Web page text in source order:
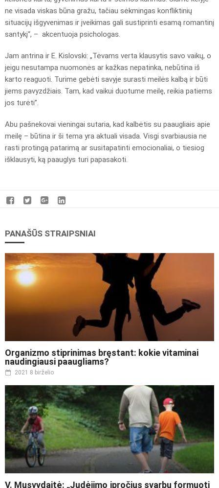
ne visada viskas būna gražu, tačiau sėkmingas konfliktinių
situacijų išgyvenimas ir įveikimas gali sustiprinti esamą romantinį
santykį“, – akcentuoja psichologas.
Jam antrina ir E. Kislovski: „Tėvams verta klausytis savo vaikų, o
jeigu nesutampa nuomonės ar kažkas nepatinka, nebūtina iš
karto reaguoti. Turime gebėti savyje surasti meilės kalbą ir būti
jiems pavyzdžiais. Tam, kad vaikui duotume meilę, reikia patiems
jos turėti”.
Abu pašnekovai vieningai sutaria, kad kalbėtis su paaugliais apie
meilę – būtina ir ši tema yra aktuali visada. Visgi svarbiausia ne
rasti protingą patarimą ar susitapatinti emocionaliai, o tiesiog
išklausyti, ką paauglys turi papasakoti.
PANAŠŪS STRAIPSNIAI
Organizmo stiprinimas bręstant: kokie vitaminai
naudingiausi paaugliams?
2021 8 birželio
V. Musvydaitė: „Judėjimo įpročius svarbu formuoti